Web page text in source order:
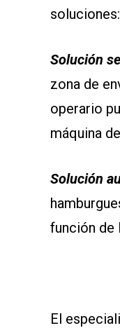
soluciones:
Solución
zona de
operario
máquina
Solución
función de
El